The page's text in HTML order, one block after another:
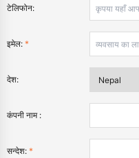
टेलिफोन:
इमेल: *
देश:
कंपनी नाम :
सन्देश: *